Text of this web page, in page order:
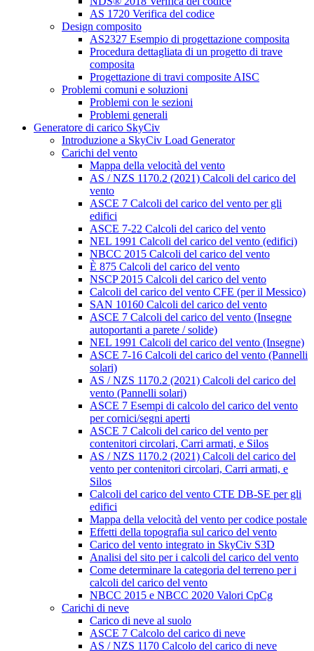
AS 1720 Verifica del codice
Design composito
AS2327 Esempio di progettazione composita
Procedura dettagliata di un progetto di trave
composita
Progettazione di travi composite AISC
Problemi comuni e soluzioni
Problemi con le sezioni
Problemi generali
Generatore di carico SkyCiv
Introduzione a SkyCiv Load Generator
Carichi del vento
Mappa della velocità del vento
AS / NZS 1170.2 (2021) Calcoli del carico del
vento
ASCE 7 Calcoli del carico del vento per gli
edifici
ASCE 7-22 Calcoli del carico del vento
NEL 1991 Calcoli del carico del vento (edifici)
NBCC 2015 Calcoli del carico del vento
È 875 Calcoli del carico del vento
NSCP 2015 Calcoli del carico del vento
Calcoli del carico del vento CFE (per il Messico)
SAN 10160 Calcoli del carico del vento
ASCE 7 Calcoli del carico del vento (Insegne
autoportanti a parete / solide)
NEL 1991 Calcoli del carico del vento (Insegne)
ASCE 7-16 Calcoli del carico del vento (Pannelli
solari)
AS / NZS 1170.2 (2021) Calcoli del carico del
vento (Pannelli solari)
ASCE 7 Esempi di calcolo del carico del vento
per cornici/segni aperti
ASCE 7 Calcoli del carico del vento per
contenitori circolari, Carri armati, e Silos
AS / NZS 1170.2 (2021) Calcoli del carico del
vento per contenitori circolari, Carri armati, e
Silos
Calcoli del carico del vento CTE DB-SE per gli
edifici
Mappa della velocità del vento per codice postale
Effetti della topografia sul carico del vento
Carico del vento integrato in SkyCiv S3D
Analisi del sito per i calcoli del carico del vento
Come determinare la categoria del terreno per i
calcoli del carico del vento
NBCC 2015 e NBCC 2020 Valori CpCg
Carichi di neve
Carico di neve al suolo
ASCE 7 Calcolo del carico di neve
AS / NZS 1170 Calcolo del carico di neve